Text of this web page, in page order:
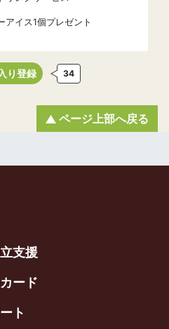
アイス1個プレゼント
り登録 34
ページ上部へ戻る
支援
ード
ト